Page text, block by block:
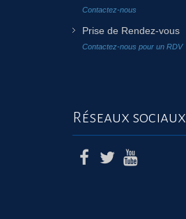
Contactez-nous
Prise de Rendez-vous
Contactez-nous pour un RDV
Réseaux sociaux